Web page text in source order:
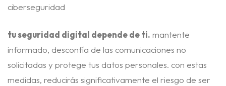
ciberseguridad
tu seguridad digital depende de ti. mantente
informado, desconfía de las comunicaciones no
solicitadas y protege tus datos personales. con estas
medidas, reducirás significativamente el riesgo de ser